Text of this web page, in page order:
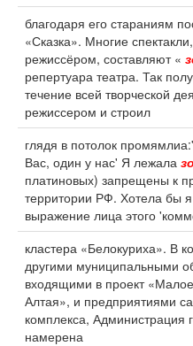
благодаря его стараниям
«Сказка». Многие
режиссёром, составляют «
репертуара театра. Так
течение всей творческой
режиссером и строил
глядя в потолок
Вас, один у нас' Я лежала
платиновых) запрещены к
территории РФ. Хотела бы
выражение лица этого
кластера «Белокуриха». В
другими муниципальными
входящими в проект «Малое
Алтая», и предприятиями
комплекса, Администрация
намерена